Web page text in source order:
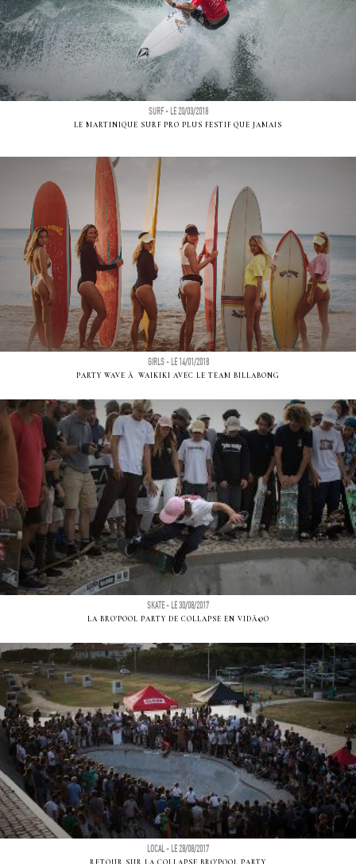
SURF - LE 20/03/2018
LE MARTINIQUE SURF PRO PLUS FESTIF QUE JAMAIS
GIRLS - LE 14/01/2018
PARTY WAVE Ã WAIKIKI AVEC LE TEAM BILLABONG
SKATE - LE 30/08/2017
LA BRO'POOL PARTY DE COLLAPSE EN VIDÃ©O
LOCAL - LE 28/08/2017